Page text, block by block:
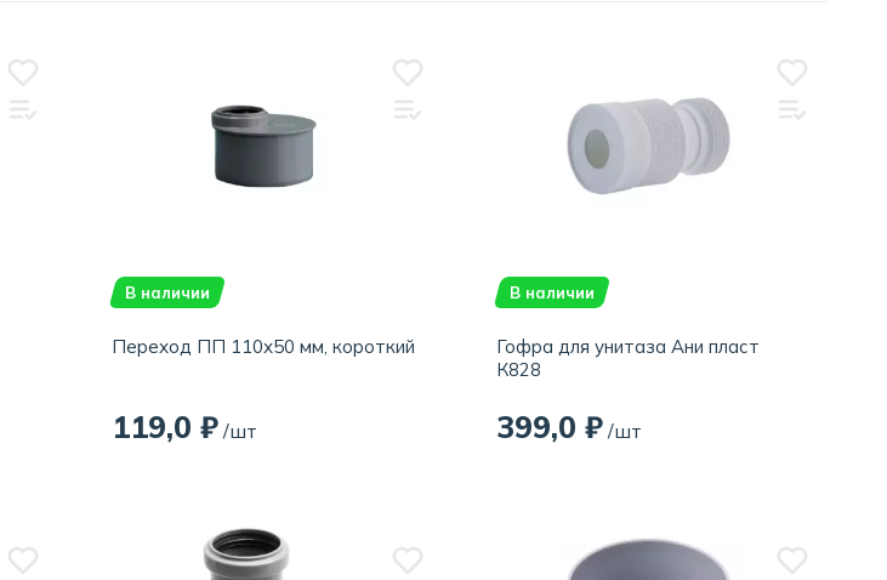
В наличии
Переход ПП 110х50 мм, короткий
119,0 ₽ /шт
В наличии
Гофра для унитаза Ани пласт
К828
399,0 ₽ /шт